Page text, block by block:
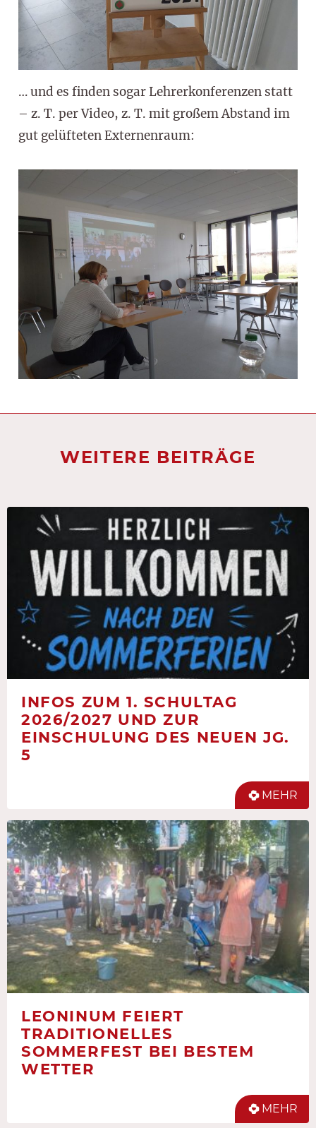
… und es finden sogar Lehrerkonferenzen statt
– z. T. per Video, z. T. mit großem Abstand im
gut gelüfteten Externenraum:
WEITERE BEITRÄGE
INFOS ZUM 1. SCHULTAG
2026/2027 UND ZUR
EINSCHULUNG DES NEUEN JG.
5
MEHR
LEONINUM FEIERT
TRADITIONELLES
SOMMERFEST BEI BESTEM
WETTER
MEHR